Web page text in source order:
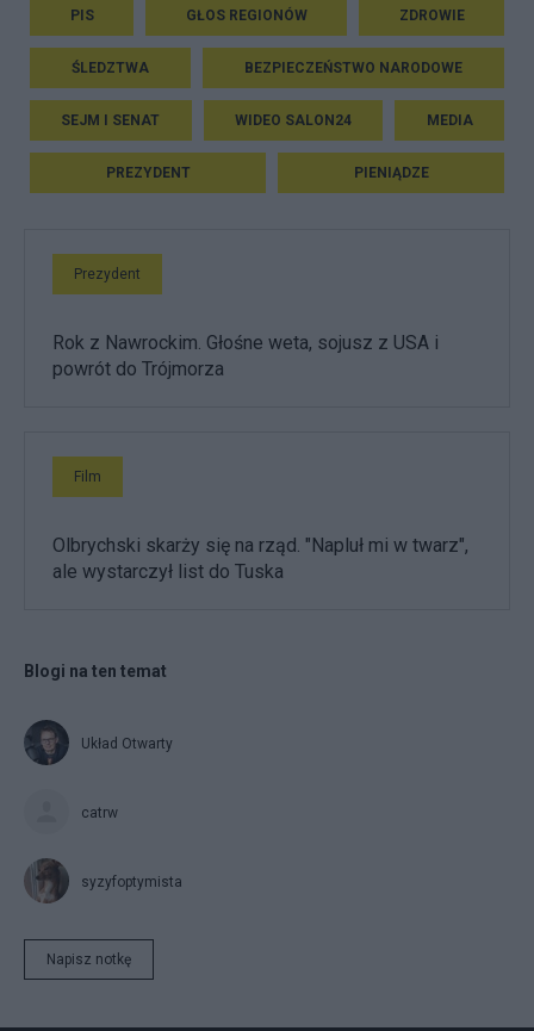
PIS GŁOS REGIONÓW ZDROWIE
ŚLEDZTWA BEZPIECZEŃSTWO NARODOWE
SEJM I SENAT WIDEO SALON24 MEDIA
PREZYDENT PIENIĄDZE
Prezydent
Rok z Nawrockim. Głośne weta, sojusz z USA i
powrót do Trójmorza
Film
Olbrychski skarży się na rząd. "Napluł mi w twarz",
ale wystarczył list do Tuska
Blogi na ten temat
Układ Otwarty
catrw
syzyfoptymista
Napisz notkę